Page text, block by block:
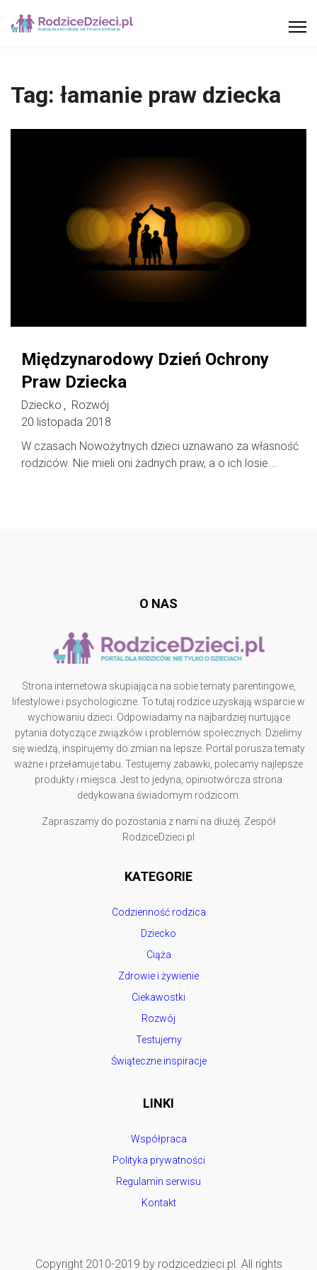
Tag: łamanie praw dziecka
Międzynarodowy Dzień Ochrony
Praw Dziecka
Dziecko
Rozwój
20 listopada 2018
W czasach Nowożytnych dzieci uznawano za własność
rodziców. Nie mieli oni żadnych praw, a o ich losie...
O NAS
Strona internetowa skupiająca na sobie tematy parentingowe,
lifestylowe i psychologiczne. To tutaj rodzice uzyskają wsparcie w
wychowaniu dzieci. Odpowiadamy na najbardziej nurtujące
pytania dotyczące związków i problemów społecznych. Dzielimy
się wiedzą, inspirujemy do zmian na lepsze. Portal porusza tematy
ważne i przełamuje tabu. Testujemy zabawki, polecamy najlepsze
produkty i miejsca. Jest to jedyna, opiniotwórcza strona
dedykowana świadomym rodzicom.
Zapraszamy do pozostania z nami na dłużej. Zespół
RodziceDzieci.pl
KATEGORIE
Codzienność rodzica
Dziecko
Ciąża
Zdrowie i żywienie
Ciekawostki
Rozwój
Testujemy
Świąteczne inspiracje
LINKI
Współpraca
Polityka prywatności
Regulamin serwisu
Kontakt
Copyright 2010-2019 by rodzicedzieci.pl. All rights